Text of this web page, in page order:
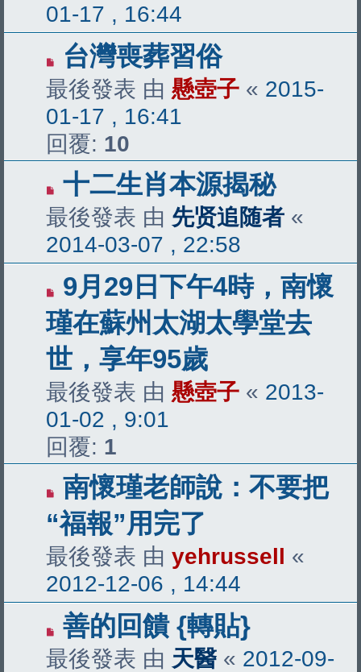
01-17 , 16:44
台灣喪葬習俗
最後發表 由 懸壺子 « 2015-
01-17 , 16:41
回覆: 10
十二生肖本源揭秘
最後發表 由 先贤追随者 «
2014-03-07 , 22:58
‎9月29日下午4時，南懷
瑾在蘇州太湖太學堂去
世，享年95歲
最後發表 由 懸壺子 « 2013-
01-02 , 9:01
回覆: 1
南懷瑾老師說：不要把
“福報”用完了
最後發表 由 yehrussell «
2012-12-06 , 14:44
善的回饋 {轉貼}
最後發表 由 天醫 « 2012-09-